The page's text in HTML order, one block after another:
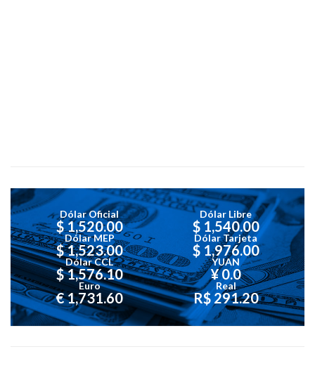
Dólar Oficial
$ 1,520.00
Dólar Libre
$ 1,540.00
Dólar MEP
$ 1,523.00
Dólar Tarjeta
$ 1,976.00
Dólar CCL
$ 1,576.10
YUAN
¥ 0.0
Euro
€ 1,731.60
Real
R$ 291.20